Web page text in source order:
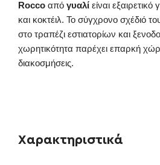
Rocco από γυαλί είναι
και κοκτέιλ. Το σύγχρονο σχέδιό
στο τραπέζι εστιατορίων και
χωρητικότητα παρέχει επαρκή
διακοσμήσεις.
Χαρακτηριστικά